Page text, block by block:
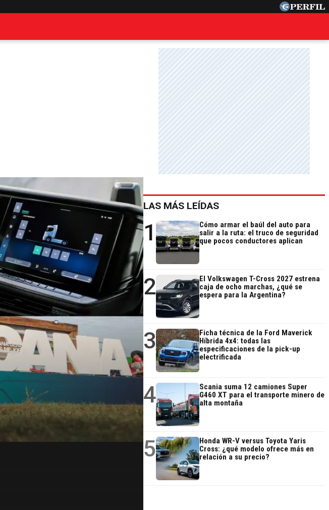
LAS MÁS LEÍDAS
1
Cómo armar el baúl del auto para
salir a la ruta: el truco de seguridad
que pocos conductores aplican
2
El Volkswagen T-Cross 2027 estrena
caja de ocho marchas, ¿qué se
espera para la Argentina?
3
Ficha técnica de la Ford Maverick
Híbrida 4x4: todas las
especificaciones de la pick-up
electrificada
4
Scania suma 12 camiones Super
G460 XT para el transporte minero de
alta montaña
5
Honda WR-V versus Toyota Yaris
Cross: ¿qué modelo ofrece más en
relación a su precio?